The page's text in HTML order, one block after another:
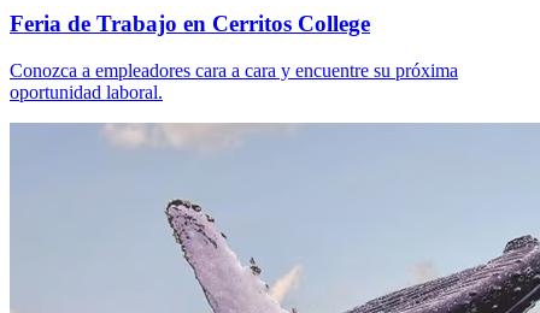
Feria de Trabajo en Cerritos College
Conozca a empleadores cara a cara y encuentre su próxima
oportunidad laboral.